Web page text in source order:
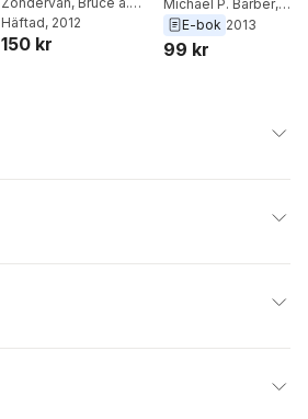
Spirituality
Demarest
Häftad, 2012
150 kr
the Final
Michael P. Barber,
James D. G. Dunn
Thomas R. Schreiner
E-bok 2013
99 kr